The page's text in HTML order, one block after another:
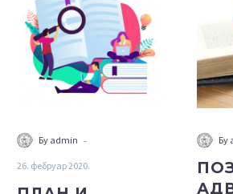
ПРОГРАМ
ПРИПРЕМАЊА
ПРИПРАВНИКА
ЗА
ПОЛАГАЊЕ
Бy admin -
26. фебруар 2020.
Бy